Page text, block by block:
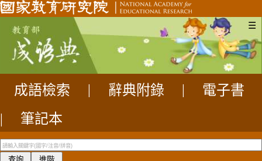
☰
成語檢索 辭典附錄
電子書
|
筆記本